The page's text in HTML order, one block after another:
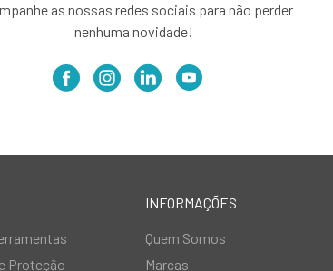
as nossas redes sociais para não perder
nenhuma novidade!
Proteção
INFORMAÇÕES
Quem Somos
Marcas